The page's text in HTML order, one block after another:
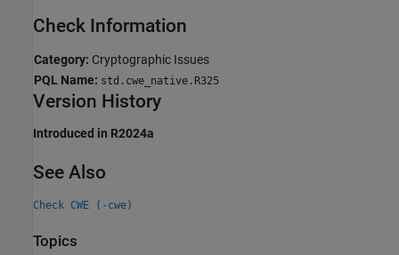
Check Information
Category: Cryptographic Issues
PQL Name: std.cwe_native.R325
Version History
Introduced in R2024a
See Also
Check CWE (-cwe)
Topics